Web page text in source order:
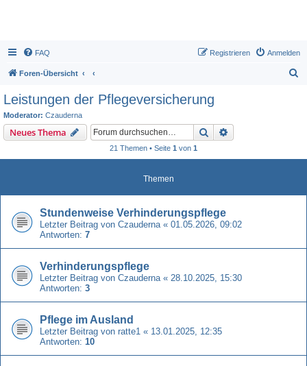
FAQ Anmelden
Registrieren
Foren-Übersicht
Leistungen der Pflegeversicherung
Moderator: Czauderna
Neues Thema Suche
21 Themen • Seite 1 von 1
Themen
Stundenweise Verhinderungspflege
Letzter Beitrag von Czauderna « 01.05.2026, 09:02
Antworten: 7
Verhinderungspflege
Letzter Beitrag von Czauderna « 28.10.2025, 15:30
Antworten: 3
Pflege im Ausland
Letzter Beitrag von ratte1 « 13.01.2025, 12:35
Antworten: 10